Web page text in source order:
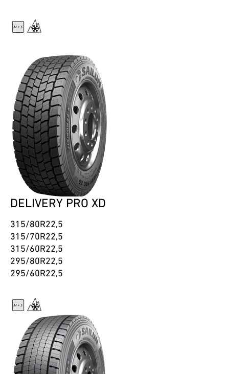
DELIVERY PRO XD
315/80R22,5
315/70R22,5
315/60R22,5
295/80R22,5
295/60R22,5